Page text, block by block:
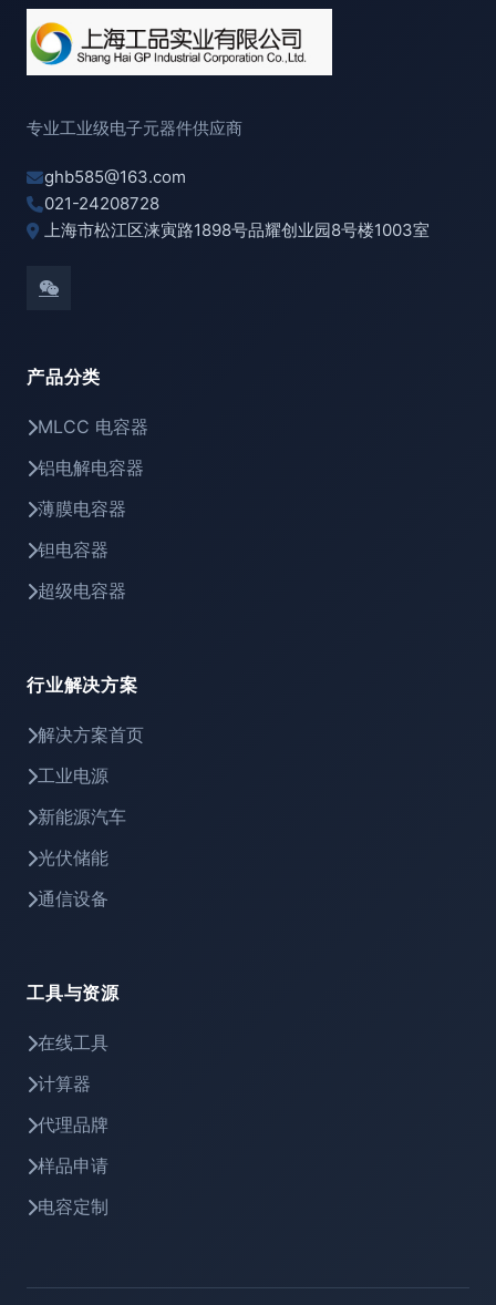
专业工业级电子元器件供应商
ghb585@163.com
021-24208728
上海市松江区涞寅路1898号品耀创业园8号楼1003室
产品分类
MLCC 电容器
铝电解电容器
薄膜电容器
钽电容器
超级电容器
行业解决方案
解决方案首页
工业电源
新能源汽车
光伏储能
通信设备
工具与资源
在线工具
计算器
代理品牌
样品申请
电容定制